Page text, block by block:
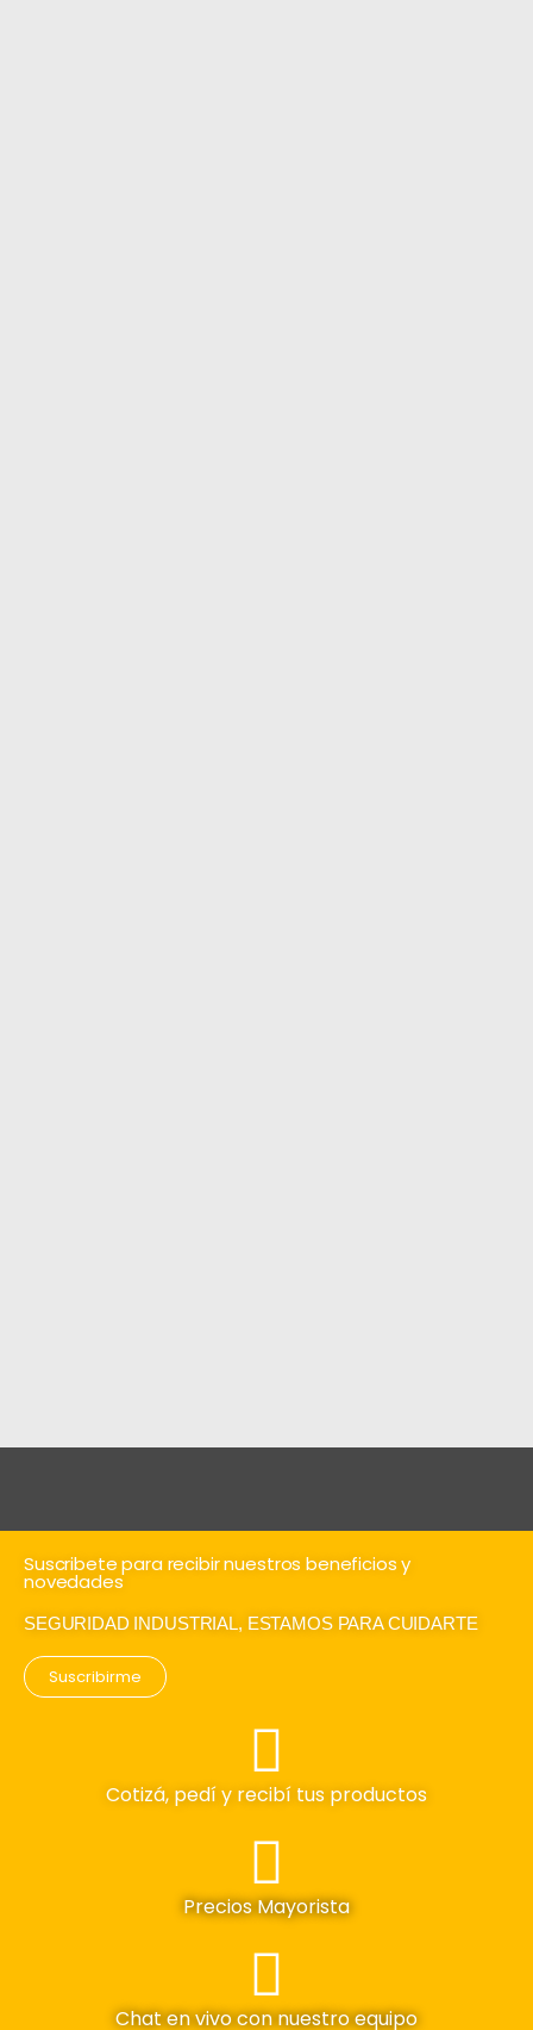
Suscribete para recibir nuestros beneficios y
novedades
SEGURIDAD INDUSTRIAL, ESTAMOS PARA CUIDARTE
Suscribirme
Cotizá, pedí y recibí tus productos
Precios Mayorista
Chat en vivo con nuestro equipo